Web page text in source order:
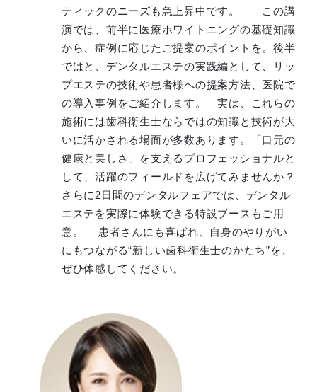
ティックのニーズも急上昇中です。 この講
演では、前半に医療ホワイトニングの基礎知識
から、症例に応じたご提案のポイントを。後半
ではと、デンタルエステの実践編として、リッ
プエステの技術や患者様への提案方法、医院で
の導入事例をご紹介します。 実は、これらの
施術には歯科衛生士ならではの知識と技術が大
いに活かされる場面が多数あります。「口元の
健康と美しさ」を支えるプロフェッショナルと
して、活躍のフィールドを広げてみませんか？
さらに2日間のデンタルフェアでは、デンタル
エステを実際に体験できる特設ブースもご用
意。 患者さんにも喜ばれ、自身のやりがい
にもつながる“新しい歯科衛生士のかたち”を、
ぜひ体感してください。